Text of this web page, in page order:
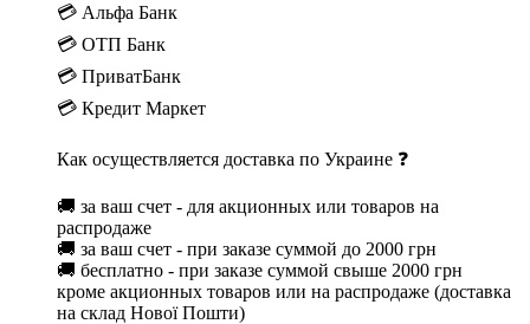
💳 Альфа Банк
💳 ОТП Банк
💳 ПриватБанк
💳 Кредит Маркет
Как осуществляется доставка по Украине ❓
🚚 за ваш счет - для акционных или товаров на
распродаже
🚚 за ваш счет - при заказе суммой до 2000 грн
🚚 бесплатно - при заказе суммой свыше 2000 грн
кроме акционных товаров или на распродаже (доставка
на склад Нової Пошти)